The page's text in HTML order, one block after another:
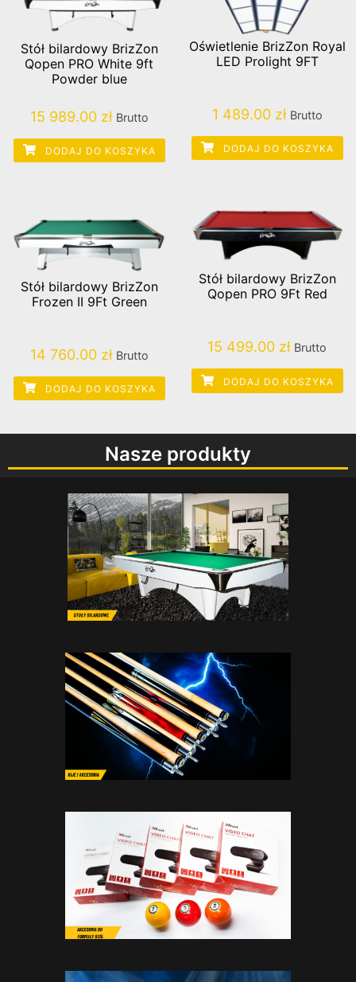
Stół bilardowy BrizZon
Qopen PRO White 9ft
Powder blue
15 989.00 zł Brutto
DODAJ DO KOSZYKA
Oświetlenie BrizZon Royal
LED Prolight 9FT
1 489.00 zł Brutto
DODAJ DO KOSZYKA
Stół bilardowy BrizZon
Frozen II 9Ft Green
14 760.00 zł Brutto
DODAJ DO KOSZYKA
Stół bilardowy BrizZon
Qopen PRO 9Ft Red
15 499.00 zł Brutto
DODAJ DO KOSZYKA
Nasze produkty